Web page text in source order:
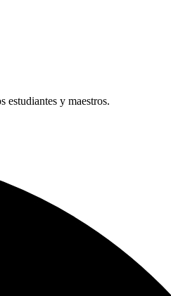
estudiantes y maestros.